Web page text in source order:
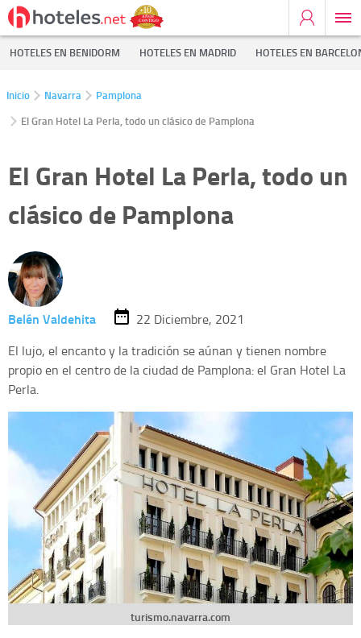
HOTELES EN BENIDORM HOTELES EN MADRID HOTELES EN
Inicio Navarra
Pamplona
El Gran Hotel La Perla, todo un clásico de Pamplona
El Gran Hotel La Perla, todo un
clásico de Pamplona
Belén Valdehita
22 Diciembre, 2021
El lujo, el encanto y la tradición se aúnan y tienen nombre
propio en el centro de la ciudad de Pamplona: el Gran Hotel La
Perla.
turismo.navarra.com